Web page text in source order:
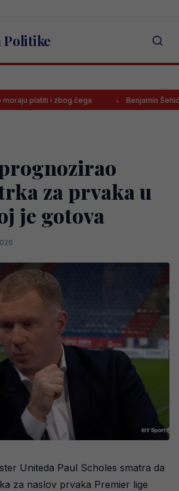
Politike
i zbog čega Benjamin Šehić poražen
za prvaka u
je gotova
Uniteda Paul Scholes smatra da
za naslov prvaka Premier lige